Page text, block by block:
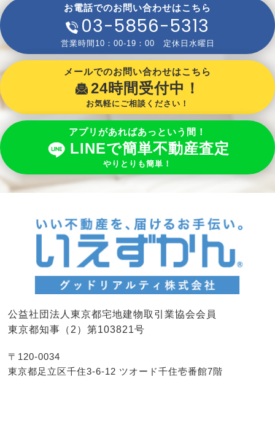
お電話でのお問い合わせはこちら
03-5856-5313
営業時間10：00-19：00 定休日水曜日
メールでのお問い合わせはこちら
24時間受付中！
お気軽にご相談ください！
アプリがあればあっという間！
LINEで簡単不動産査定
やりとりも簡単！
公益社団法人東京都宅地建物取引業協会会員
東京都知事（2）第103821号
〒120-0034
東京都足立区千住3-6-12 ツオード千住壱番館7階